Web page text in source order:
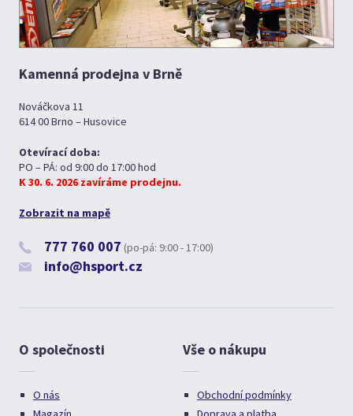
Kamenná prodejna v Brně
Nováčkova 11
614 00 Brno – Husovice
Otevírací doba:
PO – PÁ: od 9:00 do 17:00 hod
K 30. 6. 2026 zavíráme prodejnu.
Zobrazit na mapě
777 760 007 (po-pá: 9:00 - 17:00)
info@hsport.cz
O společnosti
O nás
Vše o nákupu
Obchodní podmínky